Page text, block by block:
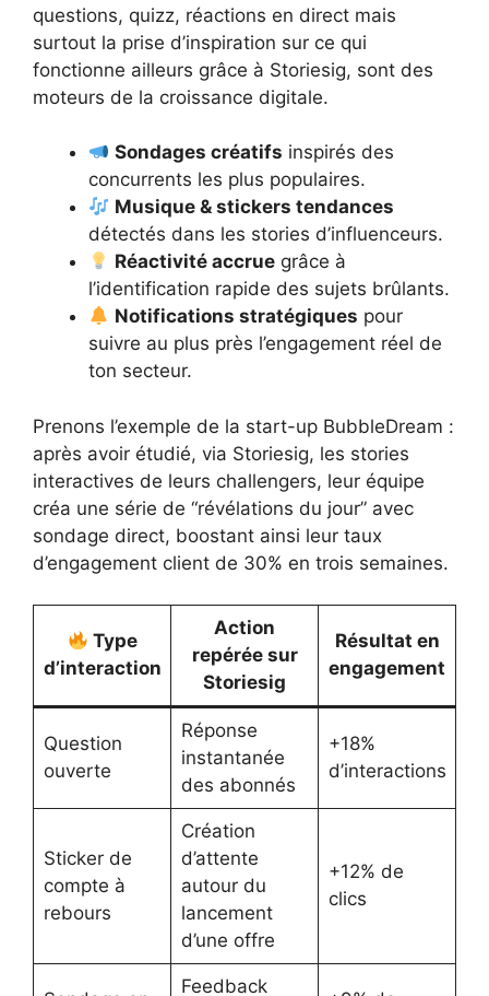
questions, quizz, réactions en direct mais
surtout la prise d’inspiration sur ce qui
fonctionne ailleurs grâce à Storiesig, sont des
moteurs de la croissance digitale.
Sondages créatifs inspirés des
concurrents les plus populaires.
Musique & stickers tendances
détectés dans les stories d’influenceurs.
Réactivité accrue grâce à
l’identification rapide des sujets brûlants.
Notifications stratégiques pour
suivre au plus près l’engagement réel de
ton secteur.
Prenons l’exemple de la start-up BubbleDream :
après avoir étudié, via Storiesig, les stories
interactives de leurs challengers, leur équipe
créa une série de “révélations du jour” avec
sondage direct, boostant ainsi leur taux
d’engagement client de 30% en trois semaines.
Type
d’interaction
Action
repérée sur
Storiesig
Résultat en
engagement
Question
ouverte
Réponse
instantanée
des abonnés
+18%
d’interactions
Sticker de
compte à
rebours
Création
d’attente
autour du
lancement
d’une offre
+12% de
clics
Feedback